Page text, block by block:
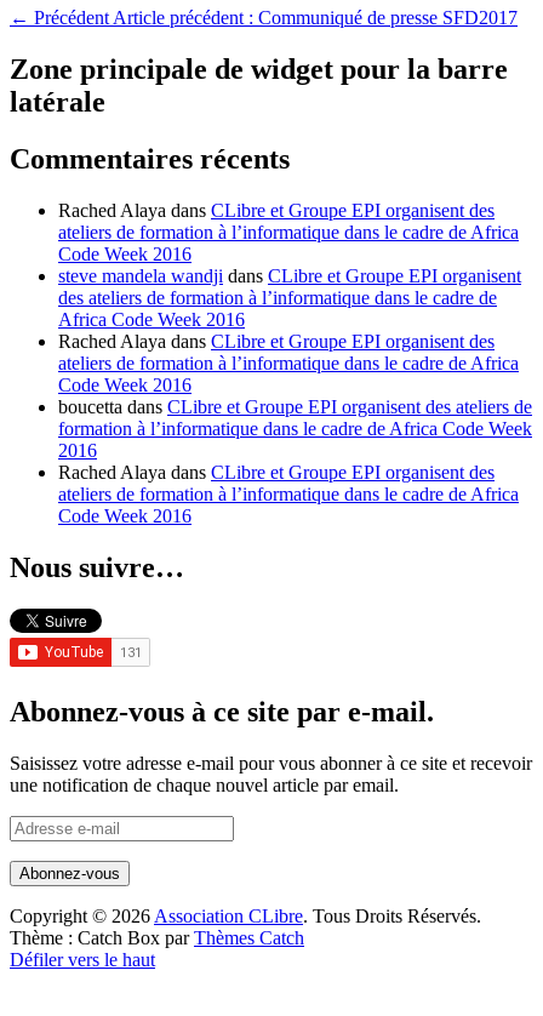
← Précédent Article précédent : Communiqué de presse SFD2017
Zone principale de widget pour la barre
latérale
Commentaires récents
Rached Alaya dans CLibre et Groupe EPI organisent des
ateliers de formation à l’informatique dans le cadre de Africa
Code Week 2016
steve mandela wandji dans CLibre et Groupe EPI organisent
des ateliers de formation à l’informatique dans le cadre de
Africa Code Week 2016
Rached Alaya dans CLibre et Groupe EPI organisent des
ateliers de formation à l’informatique dans le cadre de Africa
Code Week 2016
boucetta dans CLibre et Groupe EPI organisent des ateliers de
formation à l’informatique dans le cadre de Africa Code Week
2016
Rached Alaya dans CLibre et Groupe EPI organisent des
ateliers de formation à l’informatique dans le cadre de Africa
Code Week 2016
Nous suivre…
Abonnez-vous à ce site par e-mail.
Saisissez votre adresse e-mail pour vous abonner à ce site et recevoir
une notification de chaque nouvel article par email.
Adresse
e-
mail
Copyright © 2026 Association CLibre. Tous Droits Réservés.
Thème : Catch Box parThèmes Catch
Défiler vers le haut